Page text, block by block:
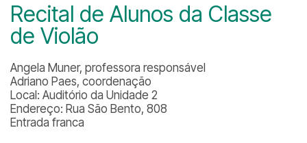
Recital de Alunos da Classe
de Violão
Angela Muner, professora responsável
Adriano Paes, coordenação
Local: Auditório da Unidade 2
Endereço: Rua São Bento, 808
Entrada franca